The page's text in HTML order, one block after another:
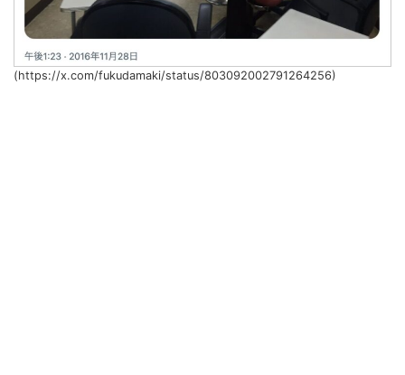
(https://x.com/fukudamaki/status/803092002791264256)